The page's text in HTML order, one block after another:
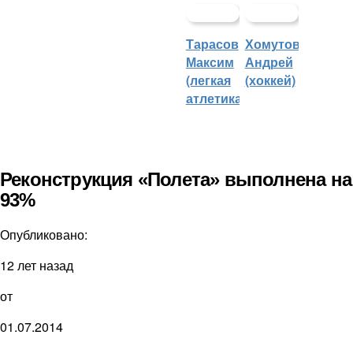
Тарасов
Максим
(легкая
атлетика)
Хомутов
Андрей
(хоккей)
Реконструкция «Полета» выполнена на
93%
Опубликовано:
12 лет назад
от
01.07.2014